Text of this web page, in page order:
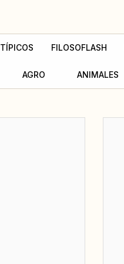
TÍPICOS FILOSOFLASH
AGRO ANIMALES